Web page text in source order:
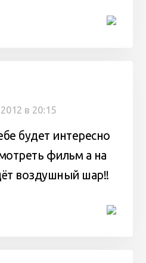
в 20:15
будет интересно
фильм а на
воздушный шар!!